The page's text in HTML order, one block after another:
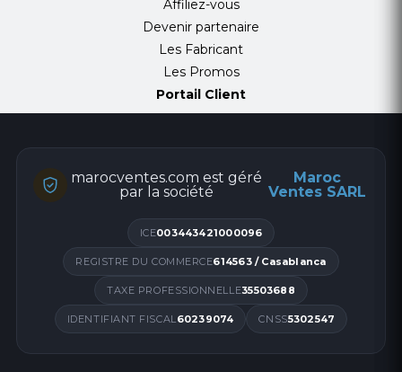
Affiliez-vous
Devenir partenaire
Les Fabricant
Les Promos
Portail Client
marocventes.com est géré
par la société
Maroc
Ventes SARL
ICE003443421000096
REGISTRE DU COMMERCE614563 / Casablanca
TAXE PROFESSIONNELLE35503688
IDENTIFIANT FISCAL60239074 CNSS5302547